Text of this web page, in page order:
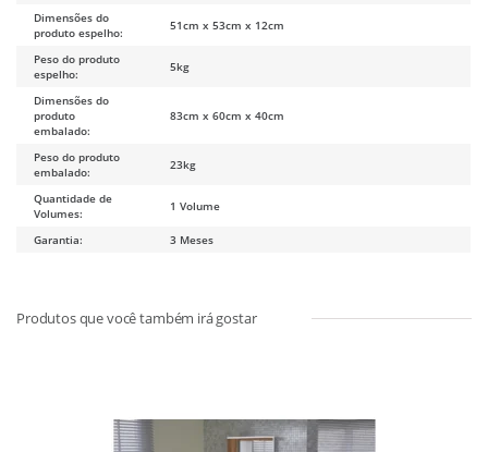
Dimensões do
produto espelho:
51cm x 53cm x 12cm
Peso do produto
espelho:
5kg
Dimensões do
produto
embalado:
83cm x 60cm x 40cm
Peso do produto
embalado:
23kg
Quantidade de
Volumes:
1 Volume
Garantia: 3 Meses